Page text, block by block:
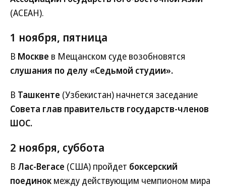
(АСЕАН).
1 ноября, пятница
В Москве в Мещанском суде возобновятся
слушания по делу «Седьмой студии».
В Ташкенте (Узбекистан) начнется заседание
Совета глав правительств государств-членов
ШОС.
2 ноября, суббота
В Лас-Вегасе (США) пройдет боксерский
поединок между действующим чемпионом мира